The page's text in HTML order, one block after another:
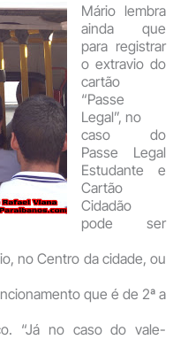
Mário lembra
ainda que
para registrar
o extravio do
cartão
“Passe
Legal”, no
caso do
Passe Legal
Estudante e
Cartão
Cidadão
pode ser
no Centro da cidade, ou
que é de 2ª a
“Já no caso do vale-